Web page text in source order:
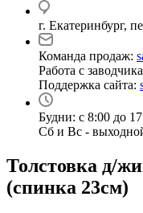
г. Екатеринбург,
Команда продаж:
Работа с
Поддержка сайта:
Будни: с 8:00 до
Сб и Вс -
Толстовка д/
(спинка 23см)